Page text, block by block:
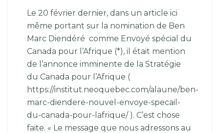
Le 20 février dernier, dans un article ici
même portant sur la nomination de Ben
Marc Diendéré comme Envoyé spécial du
Canada pour l’Afrique (*), il était mention
de l’annonce imminente de la Stratégie
du Canada pour l’Afrique (
https://institut.neoquebec.com/alaune/ben-
marc-diendere-nouvel-envoye-specail-
du-canada-pour-lafrique/ ). C’est chose
faite. « Le message que nous adressons au